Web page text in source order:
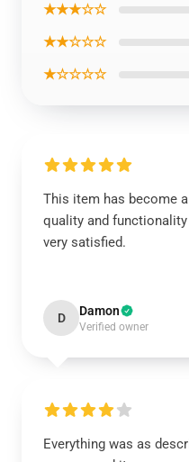
★★★☆☆
★★☆☆☆
★☆☆☆☆
This item has become
quality and
very satisfied.
D Damon
Verified owner
Everything was as